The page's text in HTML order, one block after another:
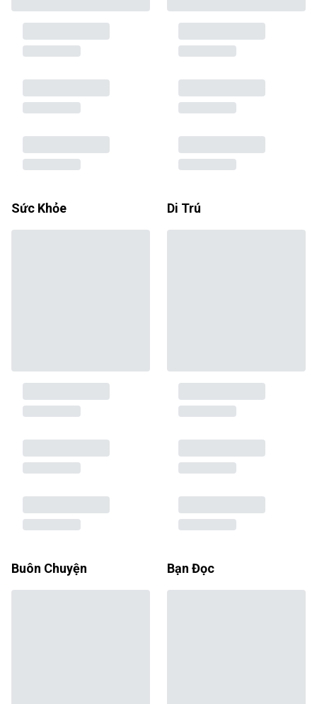
Sức Khỏe Di Trú
Buôn Chuyện Bạn Đọc